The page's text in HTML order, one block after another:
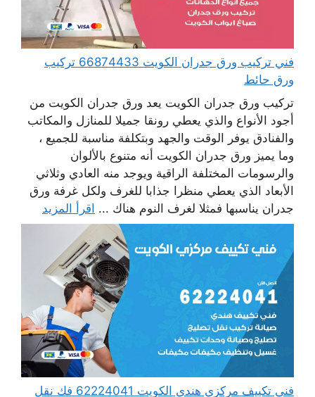
فني تركيب ورق جدران الكويت 66874433 تركيب
ورق حائط
تركيب ورق جدران الكويت يعد ورق جدران الكويت من
أجود الأنواع والذي يعطي رونقا جميلا للمنازل والمكاتب
والفنادق يوفر الوقت والجهد وبتكلفة مناسبة للجميع ،
وما يميز ورق جدران الكويت أنه متنوع بالألوان
والرسومات المختلفة الراقية ويوجد منه العادي وثلاثي
الأبعاد الذي يعطي منظرا جذابا للغرف ولكل غرفة ورق
جدران يناسبها فمثلا لغرف النوم هناك ... اقرأ المزيد
فني تكييف مركزي هندي الكويت 62224041 فك نقل